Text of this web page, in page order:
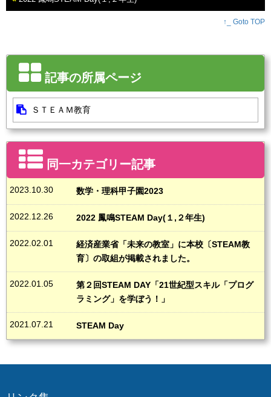
↑_ Goto TOP
記事の所属ページ
ＳＴＥＡＭ教育
同一カテゴリー記事
2023.10.30 数学・理科甲子園2023
2022.12.26 2022 鳳鳴STEAM Day(１,２年生)
2022.02.01
経済産業省「未来の教室」に本校〔STEAM教
育〕の取組が掲載されました。
2022.01.05
第２回STEAM DAY「21世紀型スキル「プログ
ラミング」を学ぼう！」
2021.07.21 STEAM Day